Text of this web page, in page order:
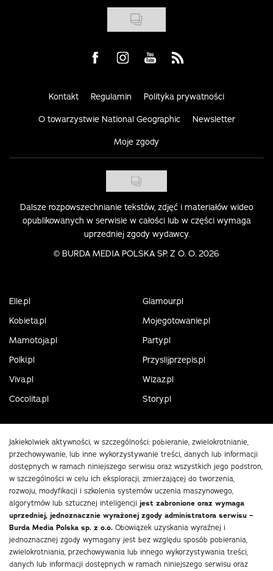
Visit us on Facebook
Visit us on Instagram
Visit us on Youtube
Visit us on Rss
Kontakt Regulamin Polityka prywatności
O towarzystwie National Geographic Newsletter
Moje zgody
Dalsze rozpowszechnianie tekstów, zdjęć i materiałów wideo
opublikowanych w serwisie w całości lub w części wymaga
uprzedniej zgody wydawcy.
© BURDA MEDIA POLSKA SP. Z O. O. 2026
Elle.pl
Glamour.pl
Kobieta.pl
Mojegotowanie.pl
Mamotoja.pl
Party.pl
Polki.pl
Przyslijprzepis.pl
Viva.pl
Wizaz.pl
Cocolita.pl
Story.pl
Jakiekolwiek aktywności, w szczególności: pobieranie, zwielokrotnianie,
przechowywanie, lub inne wykorzystywanie treści, danych lub informacji
dostępnych w ramach niniejszego serwisu oraz wszystkich jego podstron,
w szczególności w celu ich eksploracji, zmierzającej do tworzenia,
rozwoju, modyfikacji i szkolenia systemów uczenia maszynowego,
algorytmów lub sztucznej inteligencji jest zabronione oraz wymaga
uprzedniej, jednoznacznie wyrażonej zgody administratora serwisu –
Burda Media Polska sp. z o.o. Obowiązek uzyskania wyraźnej i
jednoznacznej zgody wymagany jest bez względu sposób pobierania,
zwielokrotniania, przechowywania lub innego wykorzystywania treści,
danych lub informacji dostępnych w ramach niniejszego serwisu oraz